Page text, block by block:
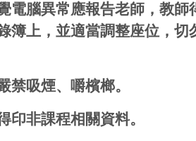
電腦異常應報告老師，教師
簿上，並適當調整座位，切
吸煙、嚼檳榔。
非課程相關資料。